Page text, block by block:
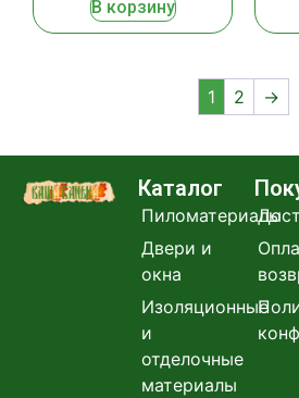
В корзину
1 2 →
Каталог
Пиломатериалы
Двери и
окна
Изоляционные
и
отделочные
материалы